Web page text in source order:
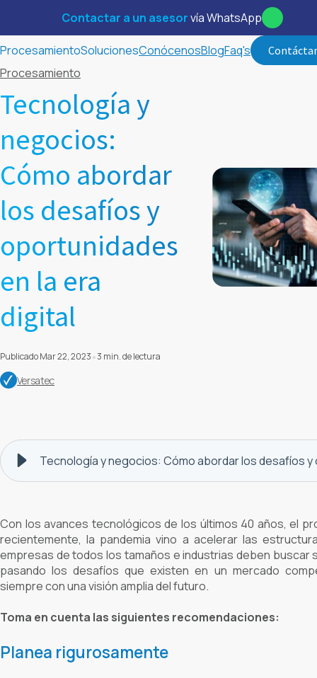
Contactar a un asesorvía WhatsApp
ProcesamientoSolucionesConócenosBlogFaq's
Procesamiento
Tecnología y
negocios:
Cómo abordar
los desafíos y
oportunidades
en la era
digital
Publicado Mar 22, 2023 3 min. de lectura
Versatec
Tecnología y negocios: Cómo abordar los desafíos
Con los avances tecnológicos de los últimos 40 años, el
recientemente, la pandemia vino a acelerar las
empresas de todos los tamaños e industrias deben
pasando los desafíos que existen en un mercado
siempre con una visión amplia del futuro.
Toma en cuenta las siguientes recomendaciones:
Planea rigurosamente